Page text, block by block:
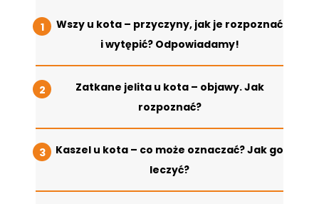
Wszy u kota – przyczyny, jak je rozpoznać
i wytępić? Odpowiadamy!
Zatkane jelita u kota – objawy. Jak
rozpoznać?
Kaszel u kota – co może oznaczać? Jak go
leczyć?